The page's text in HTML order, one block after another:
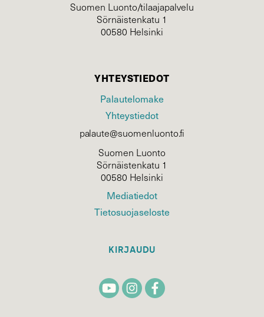
Suomen Luonto/tilaajapalvelu
Sörnäistenkatu 1
00580 Helsinki
YHTEYSTIEDOT
Palautelomake
Yhteystiedot
palaute@suomenluonto.fi
Suomen Luonto
Sörnäistenkatu 1
00580 Helsinki
Mediatiedot
Tietosuojaseloste
KIRJAUDU